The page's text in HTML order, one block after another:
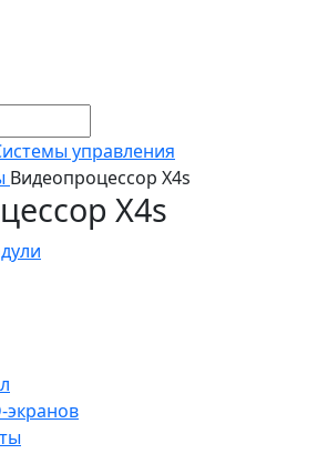
управления
Видеопроцессор X4s
X4s
экранов